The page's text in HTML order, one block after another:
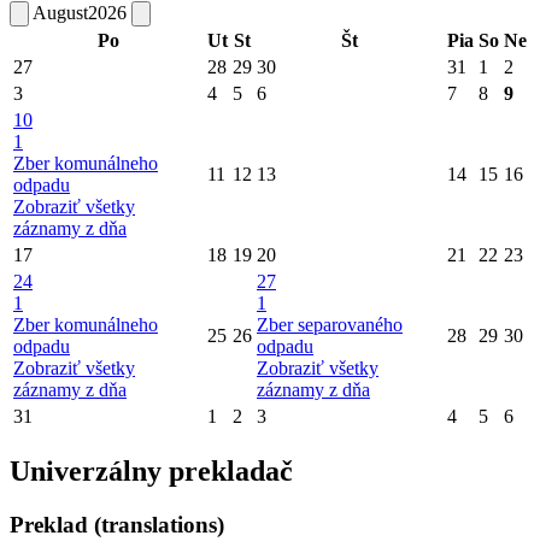
August2026
Po
Ut St Št Pia So Ne
27
28 29 30 31 1
2
3
4 5 6 7 8
9
10
1
Zber komunálneho
odpadu
Zobraziť všetky
záznamy z dňa
11 12 13 14 15 16
17 18 19 20 21 22 23
24
1
Zber komunálneho
odpadu
Zobraziť všetky
záznamy z dňa
25 26
27
1
Zber separovaného
odpadu
Zobraziť všetky
záznamy z dňa
28 29 30
31 1 2 3 4 5 6
Univerzálny prekladač
Preklad (translations)